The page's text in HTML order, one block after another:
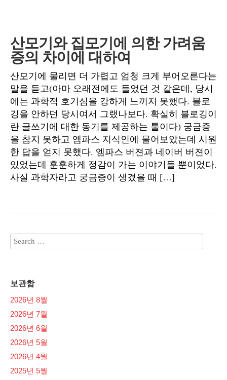
산모기와 집모기에 의한 가려움
증의 차이에 대하여
산모기에 물리면 더 가렵고 엄청 크게 부어오른다는
말을 듣고(아마 오래전에도 들었던 것 같은데, 당시
에는 과학적 호기심을 강하게 느끼지 못했다. 블로
깅을 안하던 당시여서 그랬나보다. 확실히 블로깅이
란 글쓰기에 대한 동기를 제공하는 툴이다) 궁금증
을 참지 못하고 엠파스 지식인에 물어보았는데 시원
한 답을 얻지 못했다. 엠파스 버젼과 네이버 버젼이
있었는데 훈훈하게 정감이 가는 이야기들 뿐이었다.
사실 과학자라고 궁금증이 생겼을 때 […]
보관함
2026년 8월
2026년 7월
2026년 6월
2026년 5월
2026년 4월
2025년 5월